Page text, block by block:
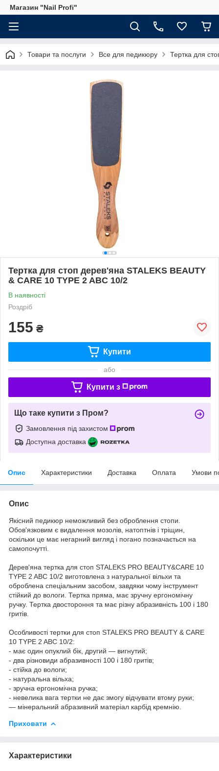
Магазин "Nail Profi"
Товари та послуги Все для педикюру Тертка для
Тертка для стоп дерев'яна STALEKS BEAUTY
& CARE 10 TYPE 2 ABC 10/2
В наявності
Роздріб
155 ₴
Купити
або
Купити з
Що таке купити з Пром?
Замовлення під захистом
Доступна доставка
Опис Характеристики Доставка Оплата Умови
Опис
Якісний педикюр неможливий без оброблення стопи.
Обов'язковим є видалення мозолів, натоптнів і тріщин,
оскільки це має негарний вигляд і погано позначається на
самопочутті.
Дерев'яна тертка для стоп STALEKS PRO BEAUTY&CARE 10
TYPE 2 ABC 10/2 виготовлена з натуральної вільхи та
оброблена спеціальним засобом, завдяки чому інструмент
стійкий до вологи. Тертка пряма, має зручну ергономічну
ручку. Тертка двостороння та має різну абразивність 100 і 180
гритів.
Особливості тертки для стоп STALEKS PRO BEAUTY & CARE
10 TYPE 2 ABC 10/2:
- має один опуклий бік, другий — вигнутий;
- два різновиди абразивності 100 і 180 гритів;
- стійка до вологи;
- натуральна вільха;
- зручна ергономічна ручка;
- невелика вага тертки не дає змогу відчувати втому руки;
— мінеральний абразивний матеріал карбід кремнію.
Приховати
Характеристики